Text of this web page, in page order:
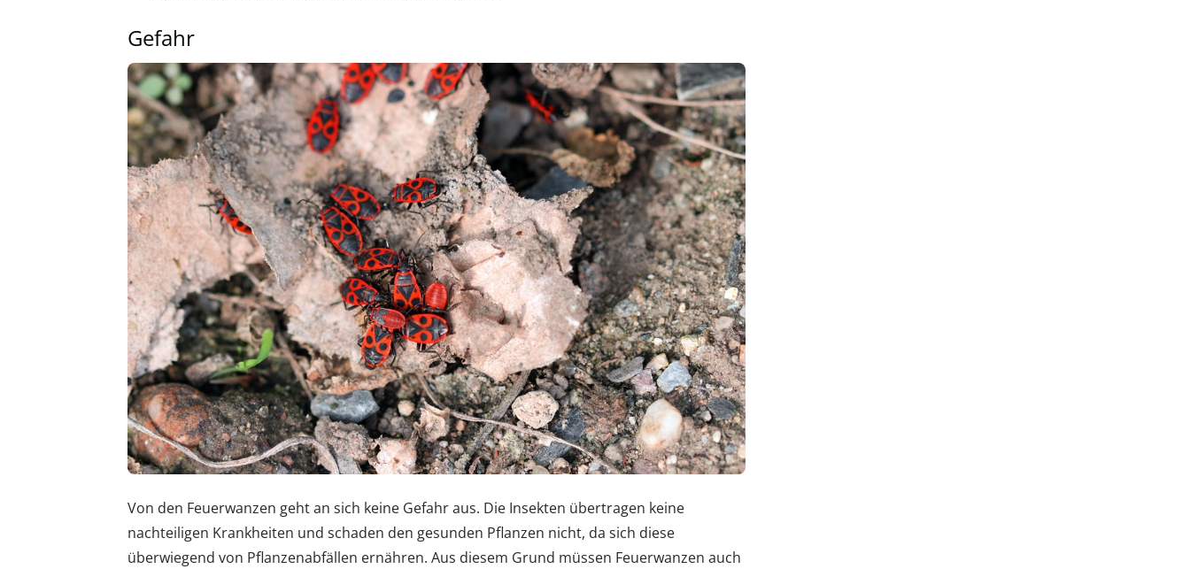
Gefahr
Von den Feuerwanzen geht an sich keine Gefahr aus. Die Insekten übertragen keine
nachteiligen Krankheiten und schaden den gesunden Pflanzen nicht, da sich diese
überwiegend von Pflanzenabfällen ernähren. Aus diesem Grund müssen Feuerwanzen auch